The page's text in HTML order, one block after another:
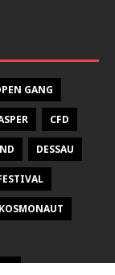
GANG
CFD
DESSAU
KOSMONAUT